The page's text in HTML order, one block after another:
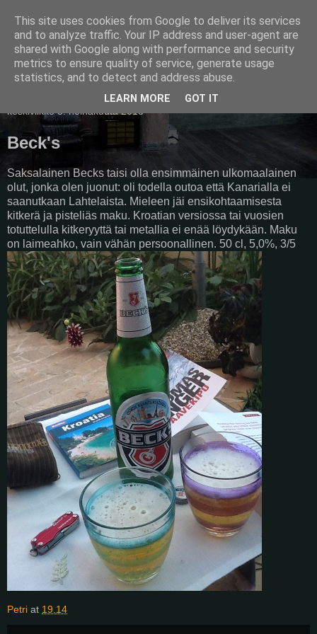
Pullollinen
keskiviikko 3. heinäkuuta 2013
Beck's
Saksalainen Becks taisi olla ensimmäinen ulkomaalainen
olut, jonka olen juonut: oli todella outoa että Kanarialla ei
saanutkaan Lahtelaista. Mieleen jäi ensikohtaamisesta
kitkerä ja pisteliäs maku. Kroatian versiossa tai vuosien
totuttelulla kitkeryyttä tai metallia ei enää löydykään. Maku
on laimeahko, vain vähän persoonallinen. 50 cl, 5,0%, 3/5
Petri at 19.14
This site uses cookies from Google to deliver its services
and to analyze traffic. Your IP address and user-agent are
shared with Google along with performance and security
metrics to ensure quality of service, generate usage
statistics, and to detect and address abuse.
LEARN MORE GOT IT